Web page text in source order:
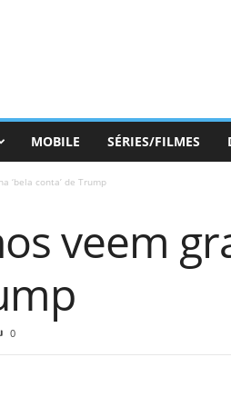
MOBILE SÉRIES/FILMES
‘bela conta’ de Trump
veem
0